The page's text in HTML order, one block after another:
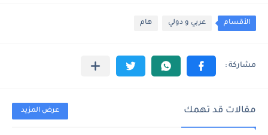
الأقسام عربي و دولي هام
مقالات قد تهمك عرض المزيد